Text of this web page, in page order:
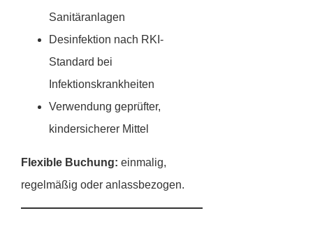
Sanitäranlagen
Desinfektion nach RKI-
Standard bei
Infektionskrankheiten
Verwendung geprüfter,
kindersicherer Mittel
Flexible Buchung: einmalig,
regelmäßig oder anlassbezogen.